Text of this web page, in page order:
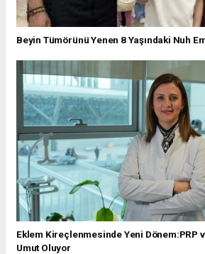
Beyin Tümörünü Yenen 8 Yaşındaki Nuh
Eklem Kireçlenmesinde Yeni Dönem:PRP
Umut Oluyor